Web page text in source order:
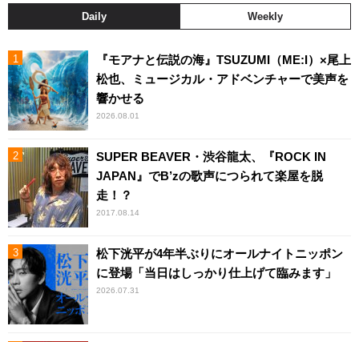
Daily Weekly
『モアナと伝説の海』TSUZUMI（ME:I）×尾上
松也、ミュージカル・アドベンチャーで美声を
響かせる
2026.08.01
SUPER BEAVER・渋谷龍太、『ROCK IN
JAPAN』でB’zの歌声につられて楽屋を脱
走！？
2017.08.14
松下洸平が4年半ぶりにオールナイトニッポン
に登場「当日はしっかり仕上げて臨みます」
2026.07.31